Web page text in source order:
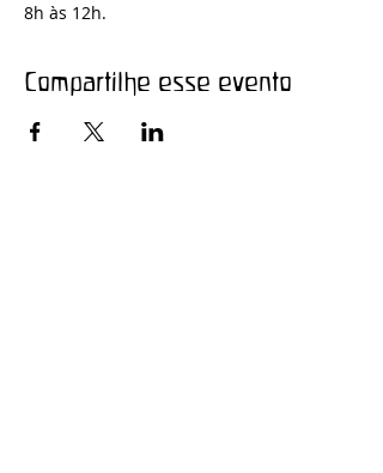
8h às 12h.
Compartilhe esse evento